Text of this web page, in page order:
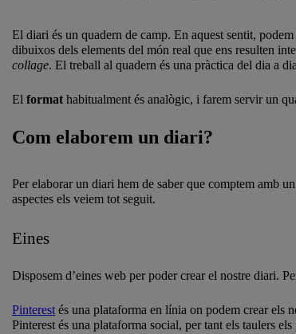
El diari és un quadern de camp. En aquest sentit,
dibuixos dels elements del món real que ens resulten
collage. El treball al quadern és una pràctica del dia a
El format habitualment és analògic, i farem servir un
Com elaborem un diari?
Per elaborar un diari hem de saber que comptem amb
aspectes els veiem tot seguit.
Eines
Disposem d’eines web per poder crear el nostre diari.
Pinterest és una plataforma en línia on podem crear els
Pinterest és una plataforma social, per tant els taulers